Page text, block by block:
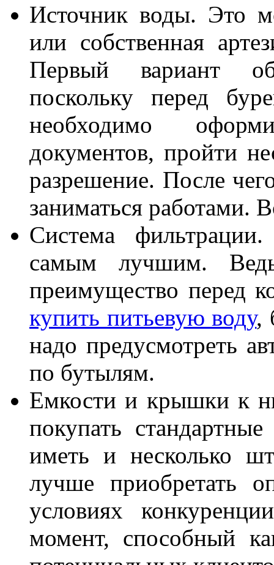
Источник воды. Это
или собственная
Первый вариант
поскольку перед
необходимо
документов, пройти
разрешение. После
заниматься работами.
Система
самым лучшим.
преимущество перед
купить питьевую воду,
надо предусмотреть
по бутылям.
Емкости и крышки к
покупать
иметь и несколько
лучше приобретать
условиях
момент, способный